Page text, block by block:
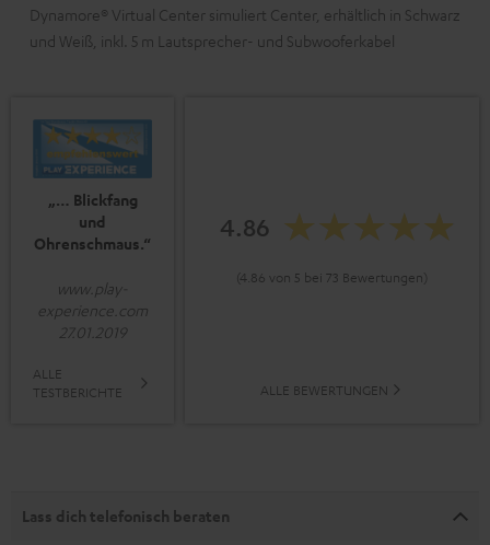
Dynamore® Virtual Center simuliert Center, erhältlich in Schwarz
und Weiß, inkl. 5 m Lautsprecher- und Subwooferkabel
„… Blickfang
und
Ohrenschmaus.“
www.play-
experience.com
27.01.2019
ALLE
TESTBERICHTE
4.86
(4.86 von 5 bei 73 Bewertungen)
ALLE BEWERTUNGEN
Lass dich telefonisch beraten